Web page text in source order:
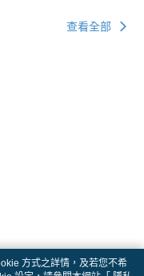
查看全部
方式之詳情，及若您不希